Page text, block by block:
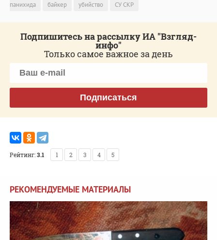
панихида
байкер убийство СУ СКР
Подпишитесь на рассылку ИА "Взгляд-
инфо"
Только самое важное за день
Подписаться
Рейтинг:3.1 1 2 3 4 5
РЕКОМЕНДУЕМЫЕ МАТЕРИАЛЫ